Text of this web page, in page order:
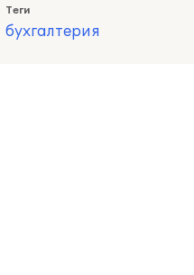
Теги
бухгалтерия